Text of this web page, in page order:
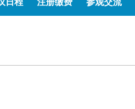
日程 注册缴费 参观交流